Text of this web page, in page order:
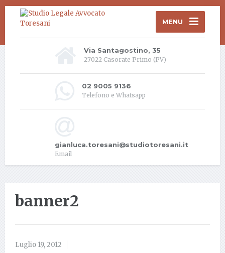
MENU
Via Santagostino, 35
27022 Casorate Primo (PV)
02 9005 9136
Telefono e Whatsapp
gianluca.toresani@studiotoresani.it
Email
banner2
Luglio 19, 2012